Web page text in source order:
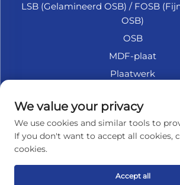
LSB (Gelamineerd OSB) / FOSB
OSB)
OSB
MDF-plaat
Plaatwerk
Fiberplaat
Accessoires
We value your privacy
We use cookies and similar tools to
If you don't want to accept all cookies,
cookies.
Accept all